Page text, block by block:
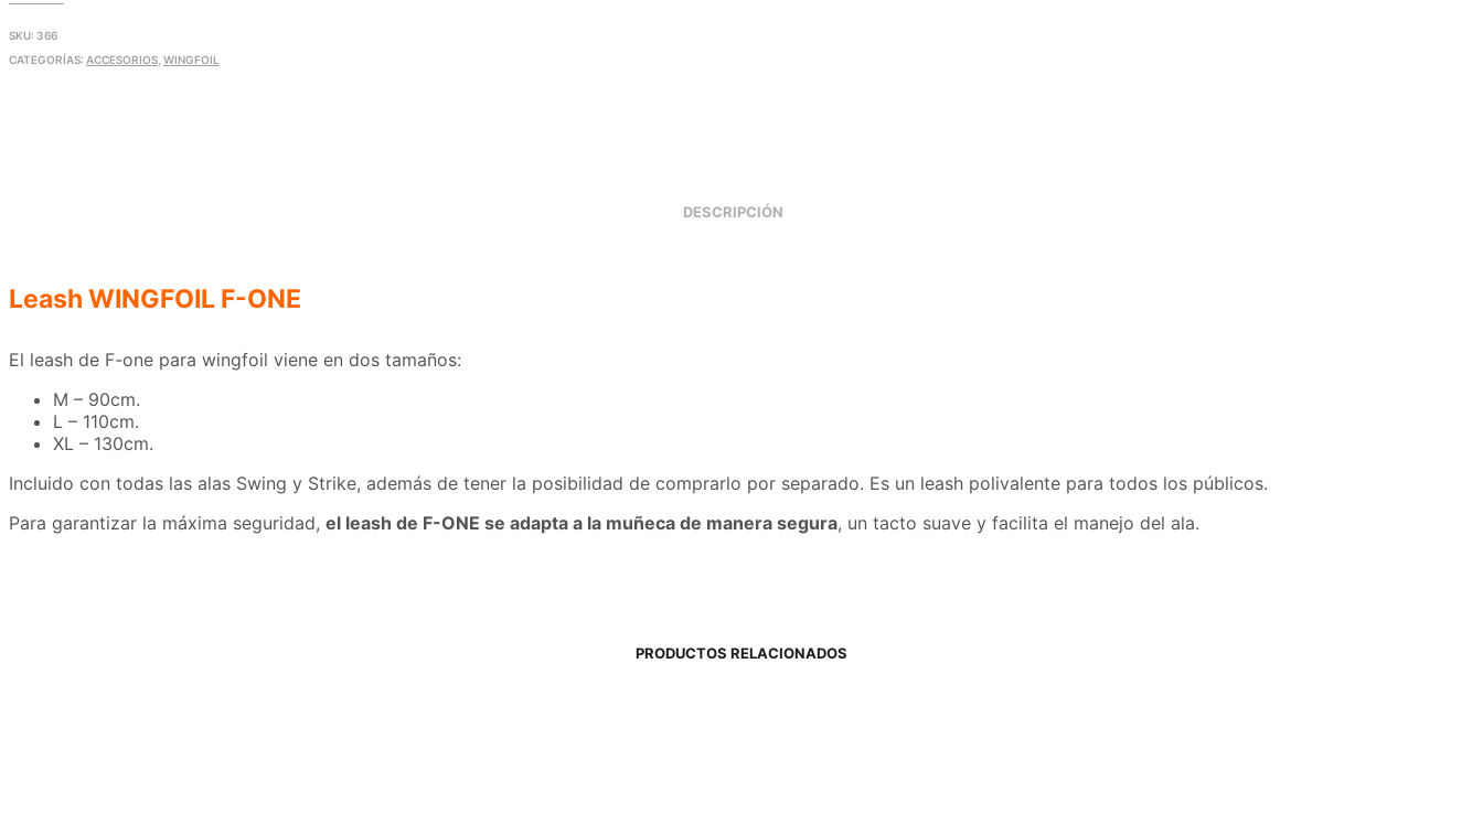
SKU: 366
CATEGORÍAS: ACCESORIOS WINGFOIL
DESCRIPCIÓN
Leash WINGFOIL F-ONE
El leash de F-one para wingfoil viene en dos tamaños:
M – 90cm.
L – 110cm.
XL – 130cm.
Incluido con todas las alas Swing y Strike, además de tener la posibilidad de comprarlo por separado. Es un leash polivalente para todos los públicos.
Para garantizar la máxima seguridad, el leash de F-ONE se adapta a la muñeca de manera segura, un tacto suave y facilita el manejo del ala.
PRODUCTOS RELACIONADOS